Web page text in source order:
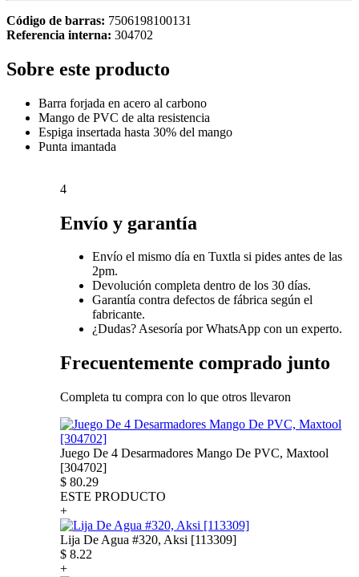
Código de barras: 7506198100131
Referencia interna: 304702
Sobre este producto
Barra forjada en acero al carbono
Mango de PVC de alta resistencia
Espiga insertada hasta 30% del mango
Punta imantada
4
Envío y garantía
Envío el mismo día en Tuxtla si pides antes de las
2pm.
Devolución completa dentro de los 30 días.
Garantía contra defectos de fábrica según el
fabricante.
¿Dudas? Asesoría por WhatsApp con un experto.
Frecuentemente comprado junto
Completa tu compra con lo que otros llevaron
Juego De 4 Desarmadores Mango De PVC, Maxtool
[304702]
$ 80.29
ESTE PRODUCTO
+
Lija De Agua #320, Aksi [113309]
$ 8.22
+